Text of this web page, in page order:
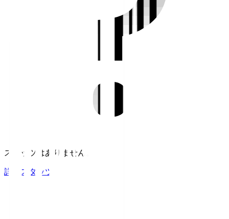
スタッツはありません。
詳細スタッツ